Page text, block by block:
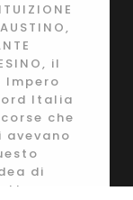
il
Impero
Italia
che
di